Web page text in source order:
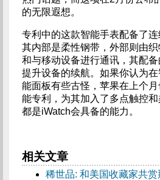
的无限遐想。
专利中的这款智能手表配备了连
其内部是柔性钢带，外部则由
和与移动设备进行通讯，其配
提升设备的续航。如果你认为
能面板有些古怪，苹果在上个
能专利，为其加入了多点触控
都是iWatch会具备的能力。
相关文章
稀世品: 和美国收藏家共